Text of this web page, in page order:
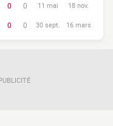
0 0 11 mai 18 nov.
0 0 30 sept. 16 mars